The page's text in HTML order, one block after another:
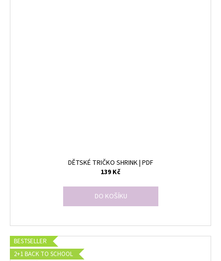
DĚTSKÉ TRIČKO SHRINK | PDF
139 Kč
DO KOŠÍKU
BESTSELLER
2+1 BACK TO SCHOOL